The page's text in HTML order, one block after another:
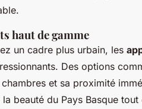
haut de gamme
un cadre plus urbain, les
Des options
et sa proximité
la beauté du Pays Basque